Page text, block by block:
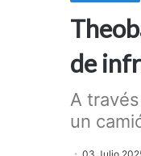
de
A
un